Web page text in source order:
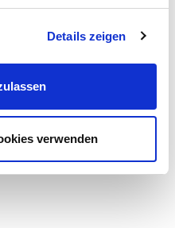
Details zeigen
verwenden